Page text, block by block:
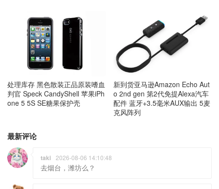
处理库存 黑色散装正品原装嗜血
判官 Speck CandyShell 苹果iPh
one 5 5S SE糖果保护壳
新到货亚马逊Amazon Echo Aut
o 2nd gen 第2代免提Alexa汽车
配件 蓝牙+3.5毫米AUX输出 5麦
克风阵列
最新评论
taki 2026-08-06 14:10:48
去烟台，潍坊么？